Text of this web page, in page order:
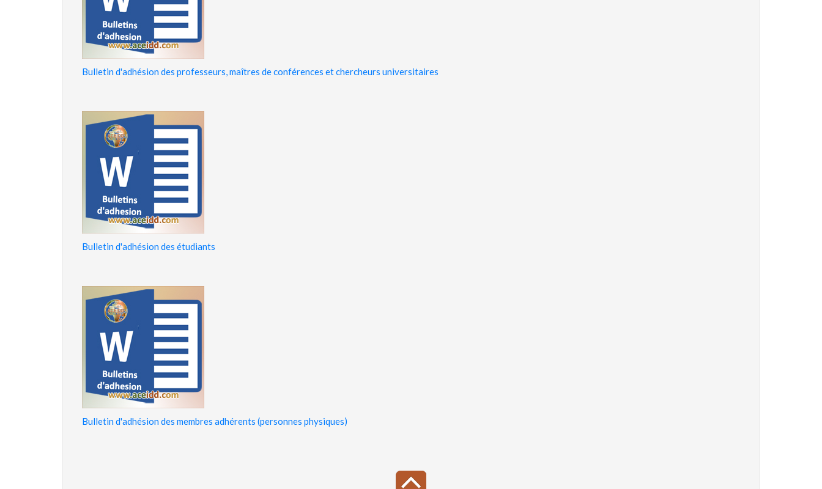
Bulletin d'adhésion des professeurs, maîtres de conférences et chercheurs universitaires
Bulletin d'adhésion des étudiants
Bulletin d'adhésion des membres adhérents (personnes physiques)